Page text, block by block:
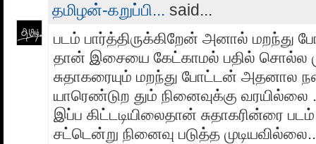
தமிழன்-கறுப்பி... said...
படம் பார்த்திருக்கிறேன் அனால்
தான் இசையை கேட்காமல் பதில் சொல்ல
சுதாகரையும் மறந்து போட்டன் அதனால
யாரெண்டுற தும் நினைவுக்கு வரயில்லை
இப்ப கிட்டடியிலைதான் சுதாகரின்ரை
சட்டென்று நினைவு படுத்த